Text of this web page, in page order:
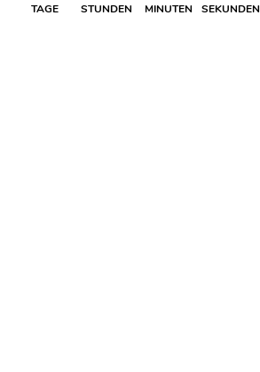
TAGE STUNDEN MINUTEN SEKUNDEN